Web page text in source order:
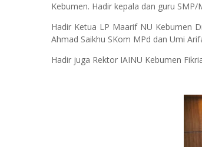
Kebumen. Hadir kepala dan guru
Hadir Ketua LP Maarif NU Kebumen
Ahmad Saikhu SKom MPd dan Umi
Hadir juga Rektor IAINU Kebumen